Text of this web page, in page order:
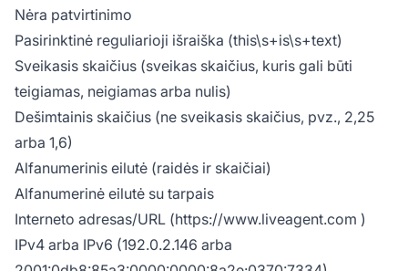
Nėra patvirtinimo
Pasirinktinė reguliarioji išraiška (this\s+is\s+text)
Sveikasis skaičius (sveikas skaičius, kuris gali būti
teigiamas, neigiamas arba nulis)
Dešimtainis skaičius (ne sveikasis skaičius, pvz., 2,25
arba 1,6)
Alfanumerinis eilutė (raidės ir skaičiai)
Alfanumerinė eilutė su tarpais
Interneto adresas/URL (https://www.liveagent.com )
IPv4 arba IPv6 (192.0.2.146 arba